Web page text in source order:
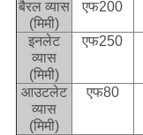
बैरल व्यास
(मिमी)
एफ200
इनलेट
व्यास
(मिमी)
एफ250
आउटलेट
व्यास
(मिमी)
एफ80